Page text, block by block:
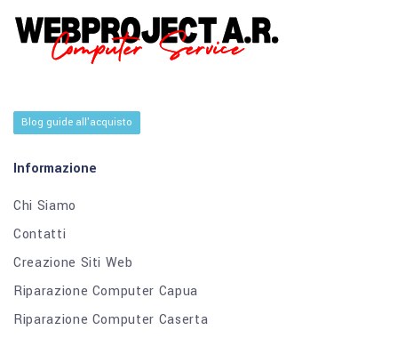
Blog guide all'acquisto
Informazione
Chi Siamo
Contatti
Creazione Siti Web
Riparazione Computer Capua
Riparazione Computer Caserta